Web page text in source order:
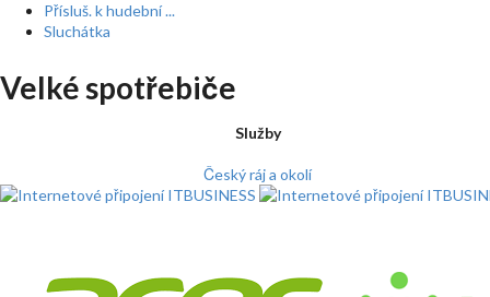
Přísluš. k hudební ...
Sluchátka
Velké spotřebiče
Služby
Český ráj a okolí